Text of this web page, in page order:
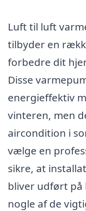
Luft til luft
tilbyder en
forbedre dit
Disse
energieffektiv
vinteren, men
aircondition i
vælge en
sikre, at
bliver udført på
nogle af de